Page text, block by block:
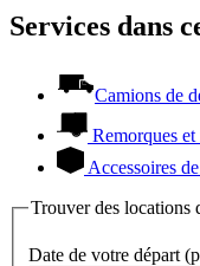
Services dans
Camions de
Remorques
Accessoires
Trouver des locations
Date de votre départ